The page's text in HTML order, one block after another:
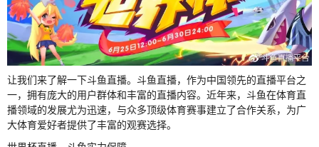
让我们来了解一下斗鱼直播。斗鱼直播，作为中国领先的直播平台之
一，拥有庞大的用户群体和丰富的直播内容。近年来，斗鱼在体育直
播领域的发展尤为迅速，与众多顶级体育赛事建立了合作关系，为广
大体育爱好者提供了丰富的观赛选择。